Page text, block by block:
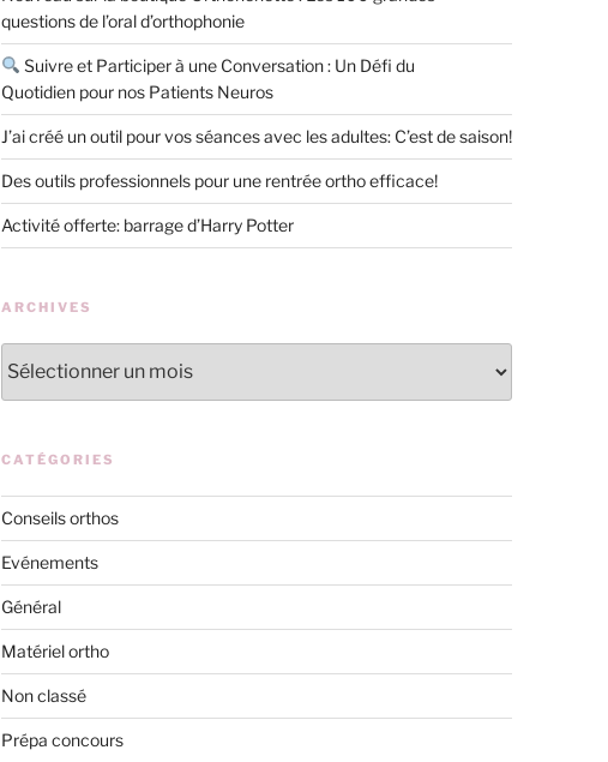
questions de l’oral d’orthophonie
Suivre et Participer à une Conversation : Un Défi du
Quotidien pour nos Patients Neuros
J’ai créé un outil pour vos séances avec les adultes: C’est de saison!
Des outils professionnels pour une rentrée ortho efficace!
Activité offerte: barrage d’Harry Potter
ARCHIVES
CATÉGORIES
Conseils orthos
Evénements
Général
Matériel ortho
Non classé
Prépa concours